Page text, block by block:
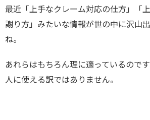
最近「上手なクレーム対応の仕方」「
謝り方」みたいな情報が世の中に沢山
ね。
あれらはもちろん理に適っているので
人に使える訳ではありません。